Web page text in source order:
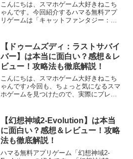
こんにちは、スマホゲーム大好きねこち
ゃんです。今回紹介するハマる無料アプ
リゲームは「キャットファンタジー：猫
一緒にレストランを経営しながら、世界
の危機に立ち向かって...
【ドゥームズディ：ラストサバイ
バー】は本当に面白い？感想＆レ
ビュー！攻略法も徹底解説！
こんにちは、スマホゲーム大好きねこち
ゃんです♪今回も、ちょっと気になるスマ
ホゲームを見つけたので、実際にプレイ
ル・ストラテジー・タワーディフェンス
要素を楽しめる戦略RP...
【幻想神域2-Evolution】は本当
に面白い？感想＆レビュー！攻略
法も徹底解説！
ハマる無料アプリゲーム「幻想神域2-